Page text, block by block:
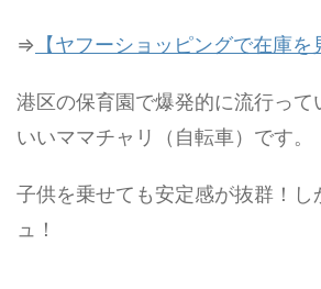
⇒ 【ヤフーショッピングで在庫を
港区の保育園で爆発的に流行って
いいママチャリ（自転車）です。
子供を乗せても安定感が抜群！し
ュ！